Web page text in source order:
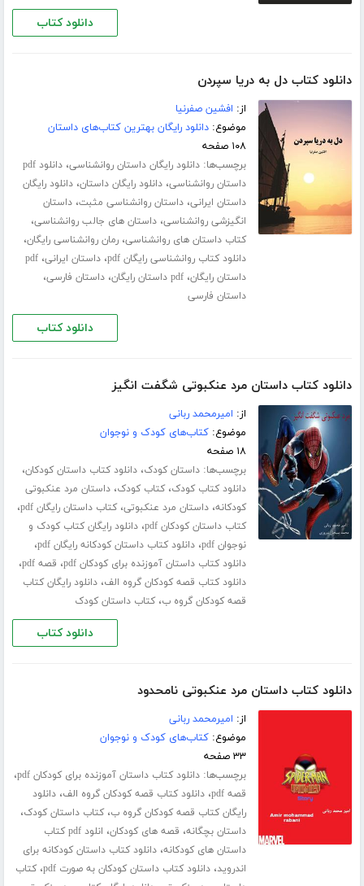
دانلود کتاب
دانلود کتاب دل به دریا سپردن
از: افشین صفرنیا
موضوع:دانلود رایگان بهترین کتاب‌های داستان
۱۰۸ صفحه
برچسب‌ها:دانلود رایگان داستان روانشناسی،
دانلود pdf
داستان روانشناسی،دانلود رایگان داستان،دانلود رایگان
داستان ایرانی،داستان روانشناسی مثبت،داستان
انگیزشی روانشناسی،داستان های جالب روانشناسی،
کتاب داستان های روانشناسی،رمان روانشناسی رایگان،
دانلود کتاب روانشناسی رایگان pdf ،داستان ایرانی،pdf
داستان رایگان،pdf داستان رایگان ،داستان فارسی،
داستان فارسی
دانلود کتاب
دانلود کتاب داستان مرد عنکبوتی شگفت انگیز
از: امیرمحمد ربانی
موضوع:کتاب‌های کودک و نوجوان
۱۸ صفحه
برچسب‌ها:داستان کودک،دانلود کتاب داستان کودکان،
دانلود کتاب کودک،کتاب کودک،داستان مرد عنکبوتی
کودکانه،داستان مرد عنکبوتی،کتاب داستان رایگان pdf ،
کتاب داستان کودکان pdf ،دانلود رایگان کتاب کودک و
نوجوان pdf
،دانلود کتاب داستان کودکانه رایگان pdf ،
دانلود کتاب داستان آموزنده برای کودکان pdf ، قصه pdf ،
دانلود کتاب قصه کودکان گروه الف،دانلود رایگان کتاب
قصه کودکان گروه ب،کتاب داستان کودک
دانلود کتاب
دانلود کتاب داستان مرد عنکبوتی نامحدود
از: امیرمحمد ربانی
موضوع:کتاب‌های کودک و نوجوان
۳۳ صفحه
برچسب‌ها:دانلود کتاب داستان آموزنده برای کودکان pdf ،
قصه pdf ،دانلود کتاب قصه کودکان گروه الف،دانلود
رایگان کتاب قصه کودکان گروه ب،کتاب داستان کودک،
داستان بچگانه، قصه های کودکان،
انلود pdf کتاب
داستان های کودکانه،دانلود کتاب داستان کودکانه برای
اندروید،دانلود کتاب داستان کودکان به صورت pdf ،کتاب